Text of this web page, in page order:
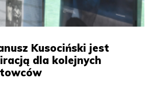
Kusociński jest
dla kolejnych